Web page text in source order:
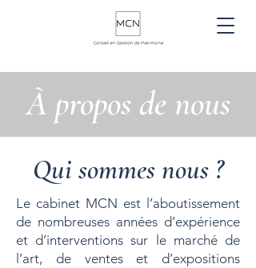
À propos de nous
Qui sommes nous ?
Le cabinet MCN est l’aboutissement
de nombreuses années d’expérience
et d’interventions sur le marché de
l’art, de ventes et d’expositions